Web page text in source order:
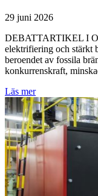
29 juni 2026
DEBATTARTIKEL I
elektrifiering och stärkt
beroendet av fossila
konkurrenskraft,
Läs mer